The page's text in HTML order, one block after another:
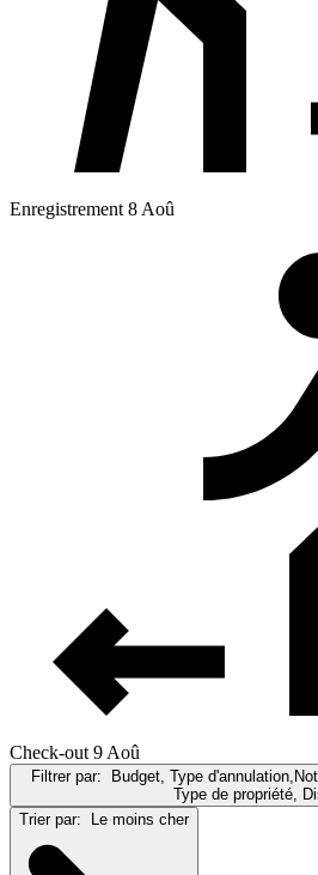
Enregistrement 8 Aoû
Check-out 9 Aoû
Filtrer par:
Budget, Type
Type de propriété,
Trier par:
Le moins cher